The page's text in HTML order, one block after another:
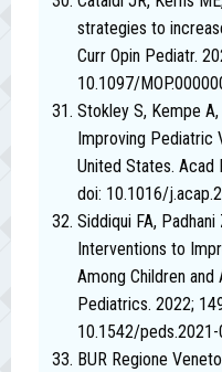
strategies to
Curr Opin Pediatr.
10.1097/
Stokley S, Kempe
Improving Pediatric
United States. Acad
doi: 10.1016/
Siddiqui FA, Padhani
Interventions to
Among Children
Pediatrics. 2022;
10.1542/peds.2021-
BUR Regione